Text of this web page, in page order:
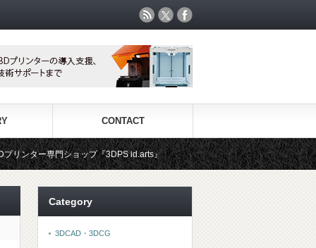
CONTACT
ップ『3DPS id.arts』 3Dプリンタ用材料専門ショップ『3DFS』
Category
3DCAD・3DCG